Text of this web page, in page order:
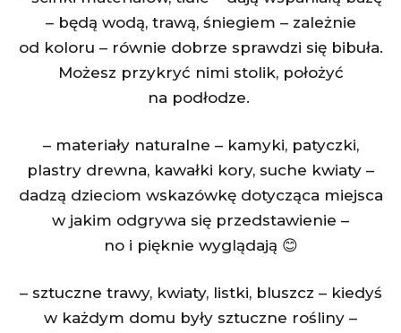
– będą wodą, trawą, śniegiem – zależnie
od koloru – równie dobrze sprawdzi się bibuła.
Możesz przykryć nimi stolik, położyć
na podłodze.
– materiały naturalne – kamyki, patyczki,
plastry drewna, kawałki kory, suche kwiaty –
dadzą dzieciom wskazówkę dotycząca miejsca
w jakim odgrywa się przedstawienie –
no i pięknie wyglądają 😊
– sztuczne trawy, kwiaty, listki, bluszcz – kiedyś
w każdym domu były sztuczne rośliny –